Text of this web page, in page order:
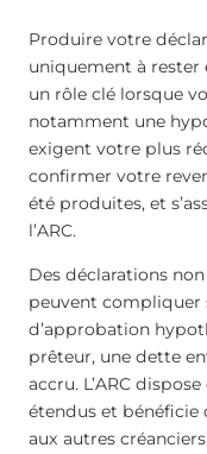
Produire votre
uniquement à rester
un rôle clé lorsque
notamment une
exigent votre plus
confirmer votre
été produites, et
l’ARC.
Des déclarations
peuvent compliquer
d’approbation
prêteur, une dette
accru. L’ARC
étendus et
aux autres